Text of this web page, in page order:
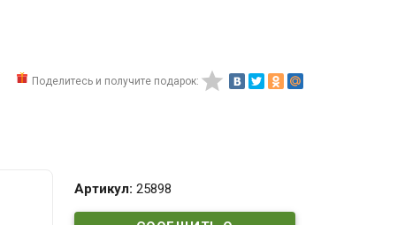
Поделитесь и получите подарок: 
Артикул: 25898